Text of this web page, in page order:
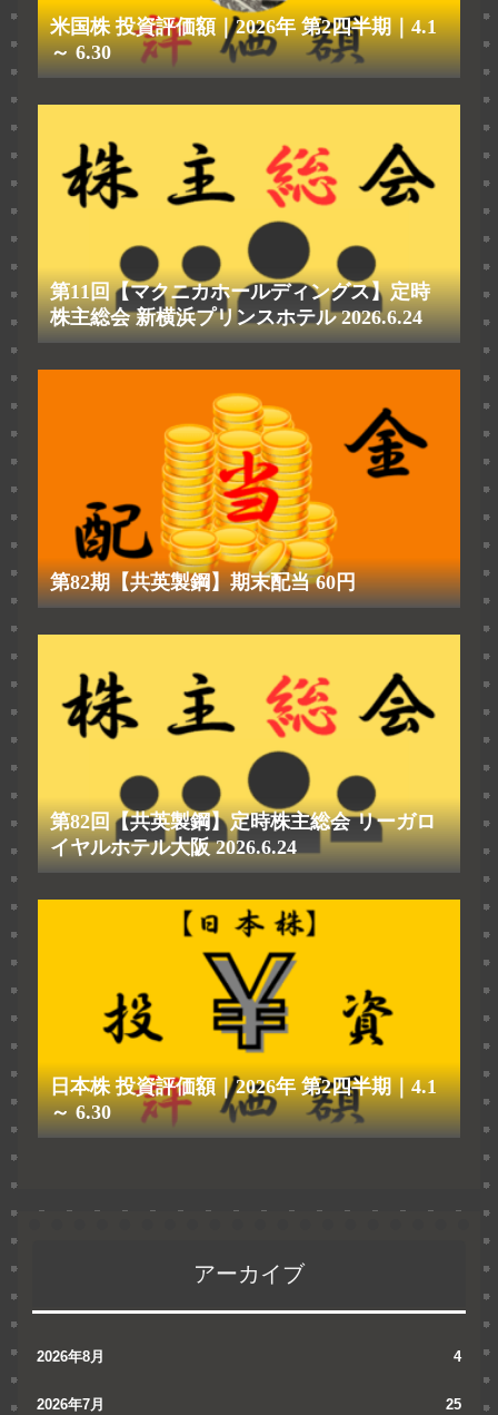
米国株 投資評価額｜2026年 第2四半期｜4.1
～ 6.30
第11回【マクニカホールディングス】定時
株主総会 新横浜プリンスホテル 2026.6.24
第82期【共英製鋼】期末配当 60円
第82回【共英製鋼】定時株主総会 リーガロ
イヤルホテル大阪 2026.6.24
日本株 投資評価額｜2026年 第2四半期｜4.1
～ 6.30
アーカイブ
2026年8月 4
2026年7月 25